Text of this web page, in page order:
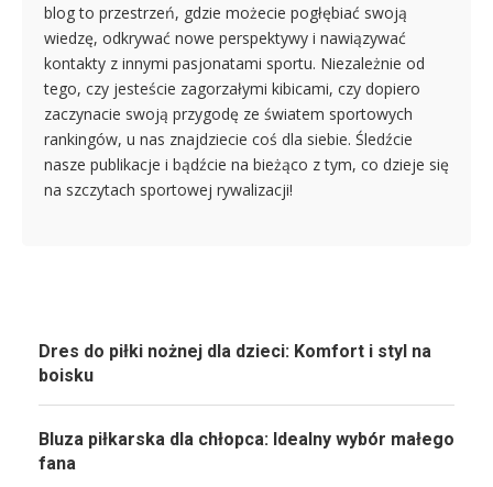
blog to przestrzeń, gdzie możecie pogłębiać swoją
wiedzę, odkrywać nowe perspektywy i nawiązywać
kontakty z innymi pasjonatami sportu. Niezależnie od
tego, czy jesteście zagorzałymi kibicami, czy dopiero
zaczynacie swoją przygodę ze światem sportowych
rankingów, u nas znajdziecie coś dla siebie. Śledźcie
nasze publikacje i bądźcie na bieżąco z tym, co dzieje się
na szczytach sportowej rywalizacji!
Dres do piłki nożnej dla dzieci: Komfort i styl na
boisku
Bluza piłkarska dla chłopca: Idealny wybór małego
fana